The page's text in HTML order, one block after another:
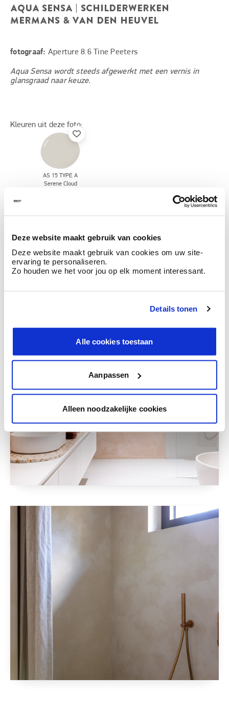
Deze website maakt gebruik van cookies
Deze website maakt gebruik van cookies om uw site-
ervaring te personaliseren.
Zo houden we het voor jou op elk moment interessant.
Details tonen
Alle cookies toestaan
Aanpassen
Alleen noodzakelijke cookies
AQUA SENSA | SCHILDERWERKEN
MERMANS & VAN DEN HEUVEL
fotograaf: Aperture 8.6 Tine Peeters
Aqua Sensa wordt steeds afgewerkt met een vernis in
glansgraad naar keuze.
Kleuren uit deze foto:
AS 15 TYPE A
Serene Cloud
Aqua Sensa - cementstuc